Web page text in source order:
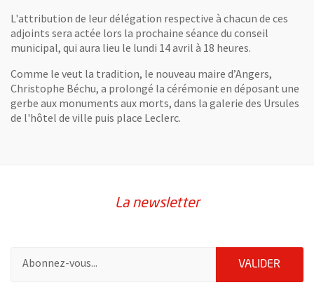
L'attribution de leur délégation respective à chacun de ces
adjoints sera actée lors la prochaine séance du conseil
municipal, qui aura lieu le lundi 14 avril à 18 heures.
Comme le veut la tradition, le nouveau maire d’Angers,
Christophe Béchu, a prolongé la cérémonie en déposant une
gerbe aux monuments aux morts, dans la galerie des Ursules
de l'hôtel de ville puis place Leclerc.
La newsletter
VALIDER